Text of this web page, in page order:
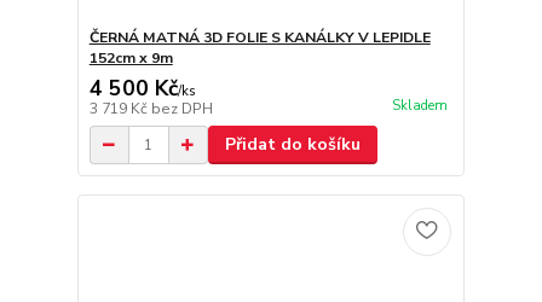
ČERNÁ MATNÁ 3D FOLIE S KANÁLKY V LEPIDLE
152cm x 9m
4 500 Kč/ks
3 719 Kč bez DPH Skladem
Přidat do košíku